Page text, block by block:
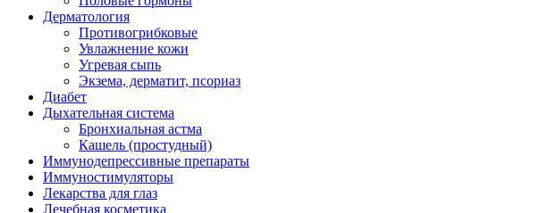
Дерматология
Противогрибковые
Увлажнение кожи
Угревая сыпь
Экзема, дерматит, псориаз
Диабет
Дыхательная система
Бронхиальная астма
Кашель (простудный)
Иммунодепрессивные препараты
Иммуностимуляторы
Лекарства для глаз
Лечебная косметика